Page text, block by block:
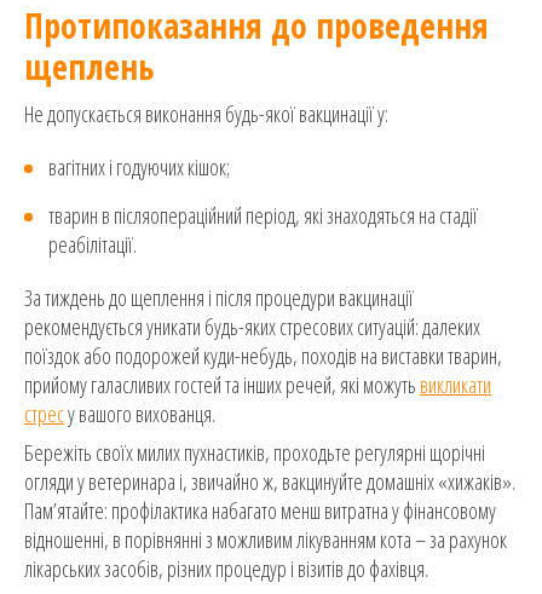
Протипоказання до проведення
щеплень
Не допускається виконання будь-якої вакцинації у:
вагітних і годуючих кішок;
тварин в післяопераційний період, які знаходяться на стадії
реабілітації.
За тиждень до щеплення і після процедури вакцинації
рекомендується уникати будь-яких стресових ситуацій: далеких
поїздок або подорожей куди-небудь, походів на виставки тварин,
прийому галасливих гостей та інших речей, які можуть викликати
стресу вашого вихованця.
Бережіть своїх милих пухнастиків, проходьте регулярні щорічні
огляди у ветеринара і, звичайно ж, вакцинуйте домашніх «хижаків».
Пам’ятайте: профілактика набагато менш витратна у фінансовому
відношенні, в порівнянні з можливим лікуванням кота – за рахунок
лікарських засобів, різних процедур і візитів до фахівця.